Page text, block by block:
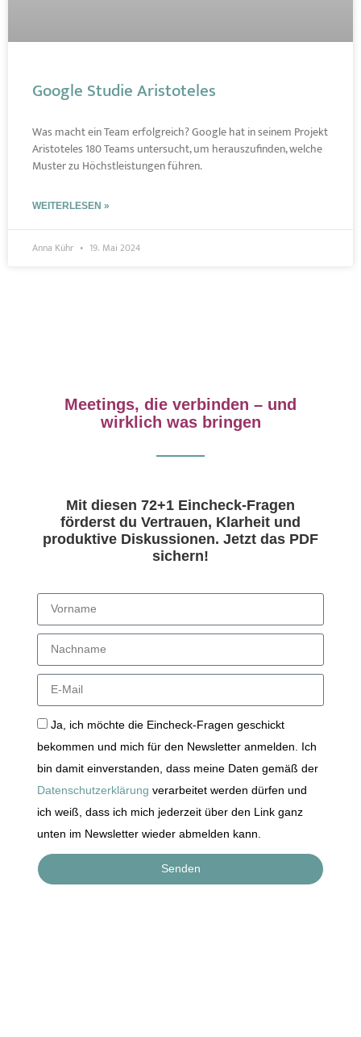
Google Studie Aristoteles
Was macht ein Team erfolgreich? Google hat in seinem Projekt
Aristoteles 180 Teams untersucht, um herauszufinden, welche
Muster zu Höchstleistungen führen.
WEITERLESEN »
Anna Kühr 19. Mai 2024
Meetings, die verbinden – und
wirklich was bringen
Mit diesen 72+1 Eincheck-Fragen
förderst du Vertrauen, Klarheit und
produktive Diskussionen. Jetzt das PDF
sichern!
Ja, ich möchte die Eincheck-Fragen geschickt
bekommen und mich für den Newsletter anmelden. Ich
bin damit einverstanden, dass meine Daten gemäß der
Datenschutzerklärung verarbeitet werden dürfen und
ich weiß, dass ich mich jederzeit über den Link ganz
unten im Newsletter wieder abmelden kann.
Senden